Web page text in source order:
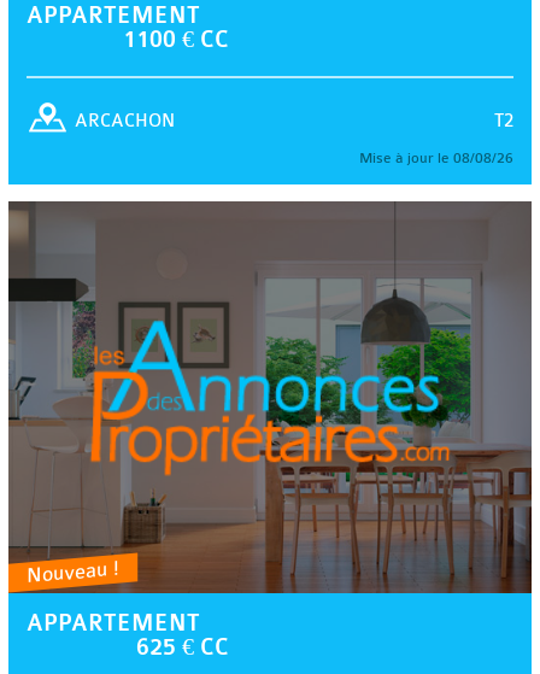
APPARTEMENT
1100 € CC
T2
ARCACHON
Mise à jour le 08/08/26
Nouveau !
APPARTEMENT
625 € CC